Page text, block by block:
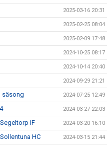
2025-03-16 20:31
2025-02-25 08:04
2025-02-09 17:48
2024-10-25 08:17
2024-10-14 20:40
2024-09-29 21:21
säsong 2024-07-25 12:49
2024-03-27 22:03
IF 2024-03-20 16:10
HC 2024-03-15 21:44